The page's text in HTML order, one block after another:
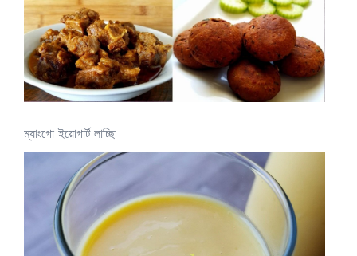
ম্যাংগো ইয়োগার্ট লাচ্ছি